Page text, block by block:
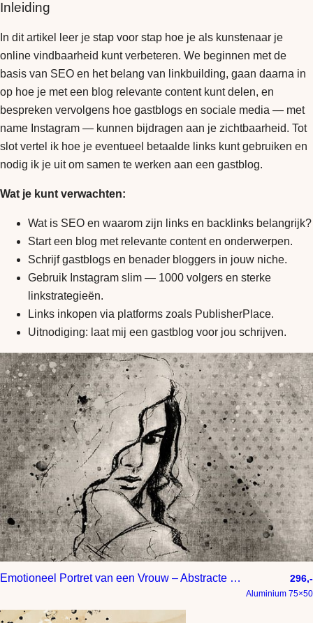
Inleiding
In dit artikel leer je stap voor stap hoe je als kunstenaar je
online vindbaarheid kunt verbeteren. We beginnen met de
basis van SEO en het belang van linkbuilding, gaan daarna in
op hoe je met een blog relevante content kunt delen, en
bespreken vervolgens hoe gastblogs en sociale media — met
name Instagram — kunnen bijdragen aan je zichtbaarheid. Tot
slot vertel ik hoe je eventueel betaalde links kunt gebruiken en
nodig ik je uit om samen te werken aan een gastblog.
Wat je kunt verwachten:
Wat is SEO en waarom zijn links en backlinks belangrijk?
Start een blog met relevante content en onderwerpen.
Schrijf gastblogs en benader bloggers in jouw niche.
Gebruik Instagram slim — 1000 volgers en sterke
linkstrategieën.
Links inkopen via platforms zoals PublisherPlace.
Uitnodiging: laat mij een gastblog voor jou schrijven.
Emotioneel Portret van een Vrouw – Abstracte Lijntekening 296,-
Aluminium 75×50